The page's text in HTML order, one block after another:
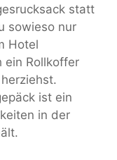
statt
sowieso nur
Hotel
ein Rollkoffer
ist ein
in der